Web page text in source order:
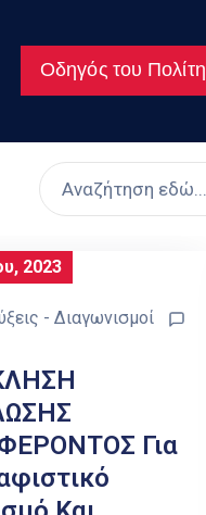
Οδηγός του Πολίτη
2023
- Διαγωνισμοί
Για